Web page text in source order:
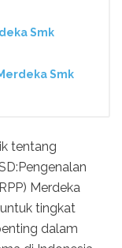
Smk
Smk
tentang
Merdeka
tingkat
dalam